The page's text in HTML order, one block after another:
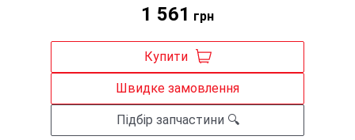
1 561 грн
Купити
Швидке замовлення
Підбір запчастини 🔍